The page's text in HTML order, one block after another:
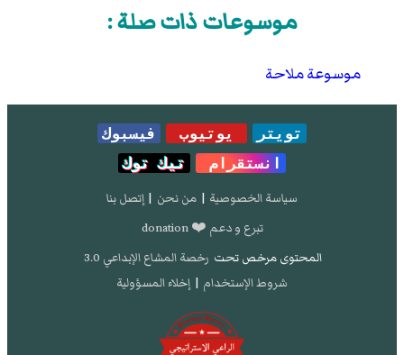
موسوعات ذات صلة :
موسوعة ملاحة
تويتر يوتيوب
فيسبوك
انستقرام
تيك توك
سياسة الخصوصية | من نحن | إتصل بنا
تبرع و دعم ❤️ donation
المحتوى مرخص تحت رخصة المشاع الإبداعي 3.0
شروط الإستخدام | إخلاء المسؤولية